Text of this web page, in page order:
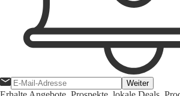
Weiter